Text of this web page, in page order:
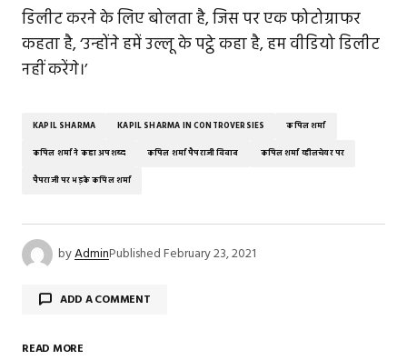
डिलीट करने के लिए बोलता है, जिस पर एक फोटोग्राफर
कहता है, ‘उन्होंने हमें उल्लू के पट्ठे कहा है, हम वीडियो डिलीट
नहीं करेंगे।’
KAPIL SHARMA KAPIL SHARMA IN CONTROVERSIES कपिल शर्मा
कपिल शर्मा ने कहा अपशब्द कपिल शर्मा पैपराजी विवाद कपिल शर्मा व्हीलचेयर पर
पैपराजी पर भड़के कपिल शर्मा
byAdminPublishedFebruary 23, 2021
ADD A COMMENT
READ MORE